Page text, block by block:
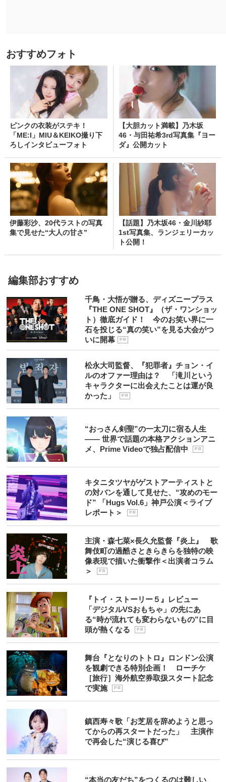
おすすめフォト
ピンクの衣装がステキ！
「ME:I」MIU＆KEIKO撮り下
ろしインタビューフォト
【大胆カット満載】乃木坂
46・与田祐希3rd写真集『ヨー
ダ』公開カット
伊藤彩沙、20代ラストの写真
集で見せた“大人の甘さ”
【話題】乃木坂46・金川紗耶
1st写真集、ランジェリーカッ
ト公開！
編集部おすすめ
千鳥・大悟が贈る、ディズニープラス
『THE ONE SHOT』（ザ・ワンショッ
ト）徹底ガイド！ 今のお笑い界に一
石を投じる“真の笑い”を見る大会がつ
いに開幕
P R
松永大司監督、『犯罪者』チョン・イ
ルのオファー理由は？ 「滝川という
キャラクターに出会えたことは運が良
かった」
P R
“おっさん剣聖”の一太刀に宿る人生
―― 世界で話題の本格アクションアニ
メ、Prime Videoで独占配信中
P R
キタニタツヤがゲストアーティストと
の対バンを通して見せた、“攻めのモー
ド” 「Hugs Vol.6」神戸公演＜ライブ
レポート＞
P R
主演・森七菜×長久允監督『炎上』 歌
舞伎町の過酷さときらきらを独特の映
像表現で描いた衝撃作＜出演者コラム
＞
P R
『トイ・ストーリー５』レビュー
「デジタルVSおもちゃ」の先にあ
る“時が流れても変わらないもの”に目
頭が熱くなる
P R
舞台『となりのトトロ』ロンドン公演
を観劇できる特別企画！ ローチケ
［旅行］海外航空券取扱スタート記念
で実施
P R
鎮西寿々歌「お芝居を辞めようと思っ
てからの再スタートだった」 主演作
で再会した“演じる喜び”
“本当の友だち”をつくるのは難しい